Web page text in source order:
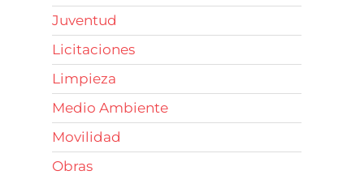
Juventud
Licitaciones
Limpieza
Medio Ambiente
Movilidad
Obras